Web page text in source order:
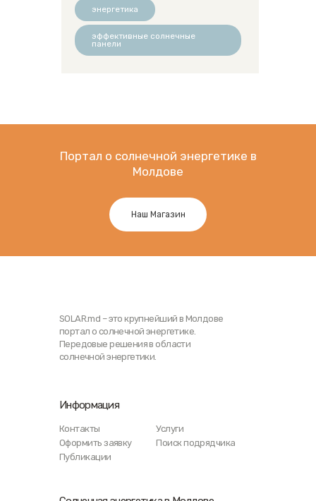
энергетика
эффективные солнечные
панели
Портал о солнечной энергетике в
Молдове
Наш Магазин
SOLAR.md – это крупнейший в Молдове
портал о солнечной энергетике.
Передовые решения в области
солнечной энергетики.
Информация
Контакты
Услуги
Оформить заявку
Поиск подрядчика
Публикации